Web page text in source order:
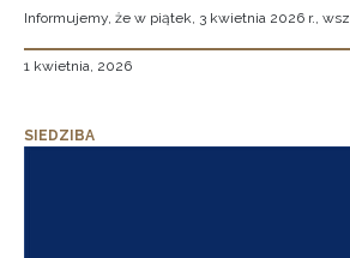
Informujemy, że w piątek, 3 kwietnia 2026 r., wsz
1 kwietnia, 2026
SIEDZIBA